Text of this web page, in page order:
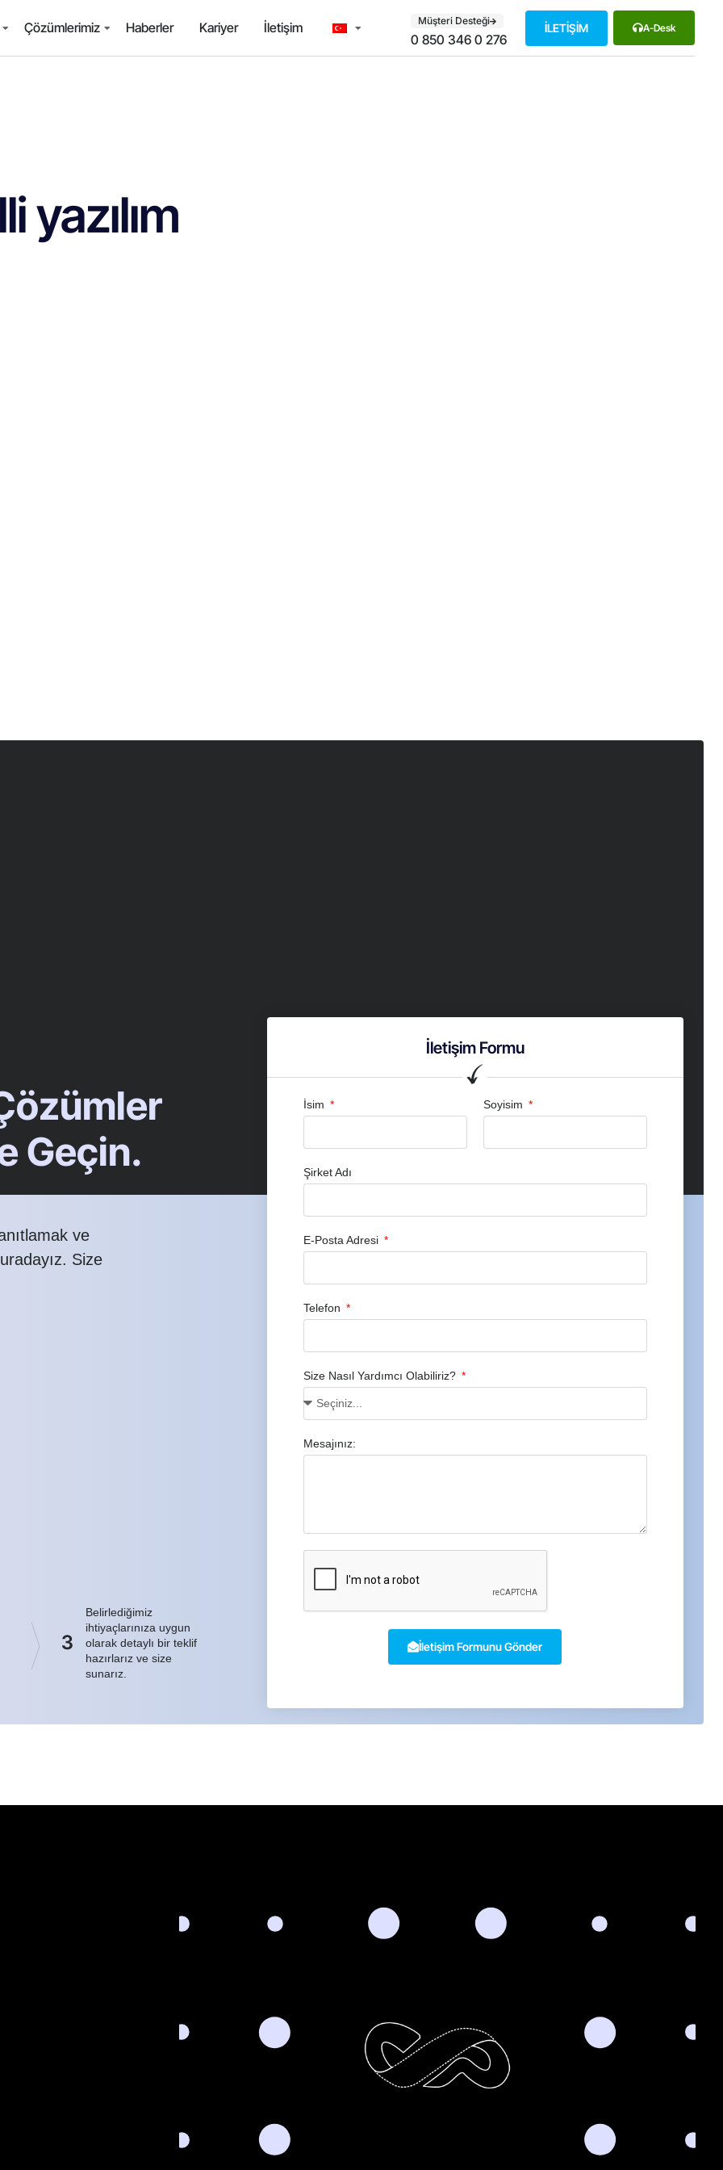
Çözümlerimiz Haberler Kariyer İletişim Müşteri Desteği
0 850 346 0 276
İLETİŞİM A-Desk
yazılım
Geçin.
ve
Size
3
Belirlediğimiz
ihtiyaçlarınıza uygun
olarak detaylı bir teklif
hazırlarız ve size
sunarız.
İletişim Formu
İsim Soyisim
Şirket Adı
E-Posta Adresi
Telefon
Size Nasıl Yardımcı Olabiliriz?
Mesajınız:
İletişim Formunu Gönder